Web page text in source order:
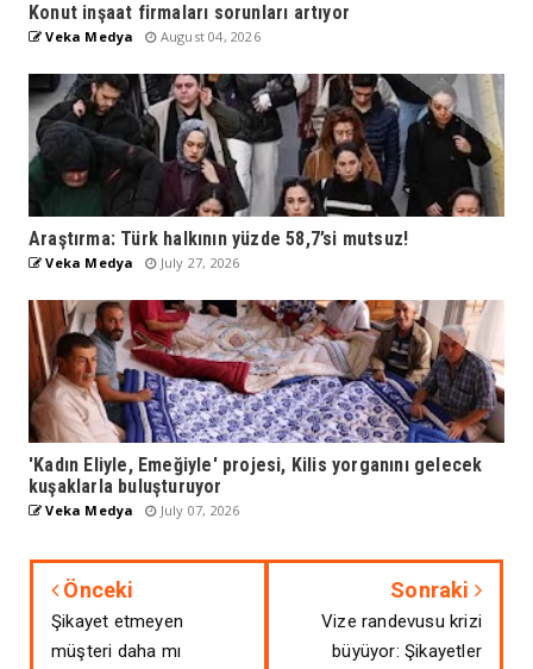
Konut inşaat firmaları sorunları artıyor
Veka Medya August 04, 2026
Araştırma: Türk halkının yüzde 58,7’si mutsuz!
Veka Medya July 27, 2026
'Kadın Eliyle, Emeğiyle' projesi, Kilis yorganını gelecek
kuşaklarla buluşturuyor
Veka Medya July 07, 2026
Önceki
Şikayet etmeyen
müşteri daha mı
Sonraki
Vize randevusu krizi
büyüyor: Şikayetler